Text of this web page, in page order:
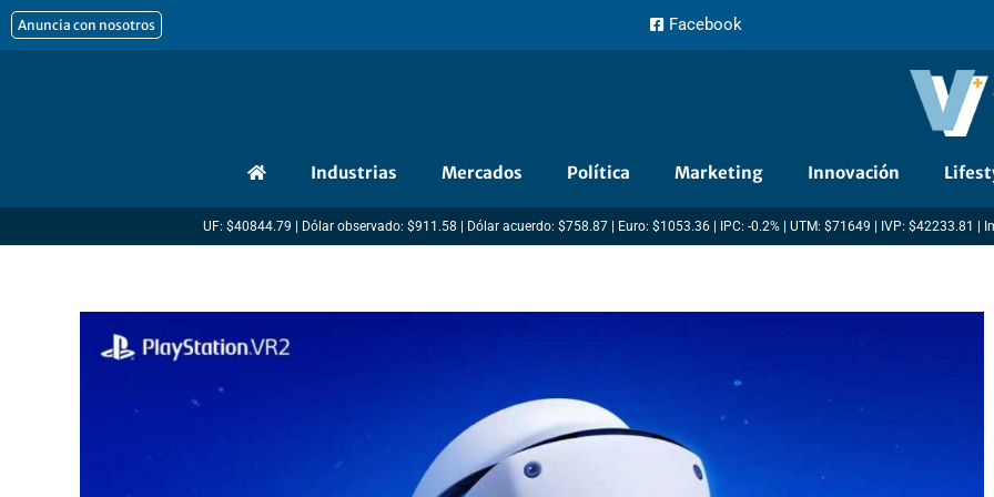
al
Anuncia con nosotros Facebook
Industrias Mercados Política Marketing Innovación
UF: $40844.79 | Dólar observado: $911.58 | Dólar acuerdo: $758.87 | Euro: $1053.36 | IPC: -0.2% | UTM: $71649 | IVP: $42233.81 |